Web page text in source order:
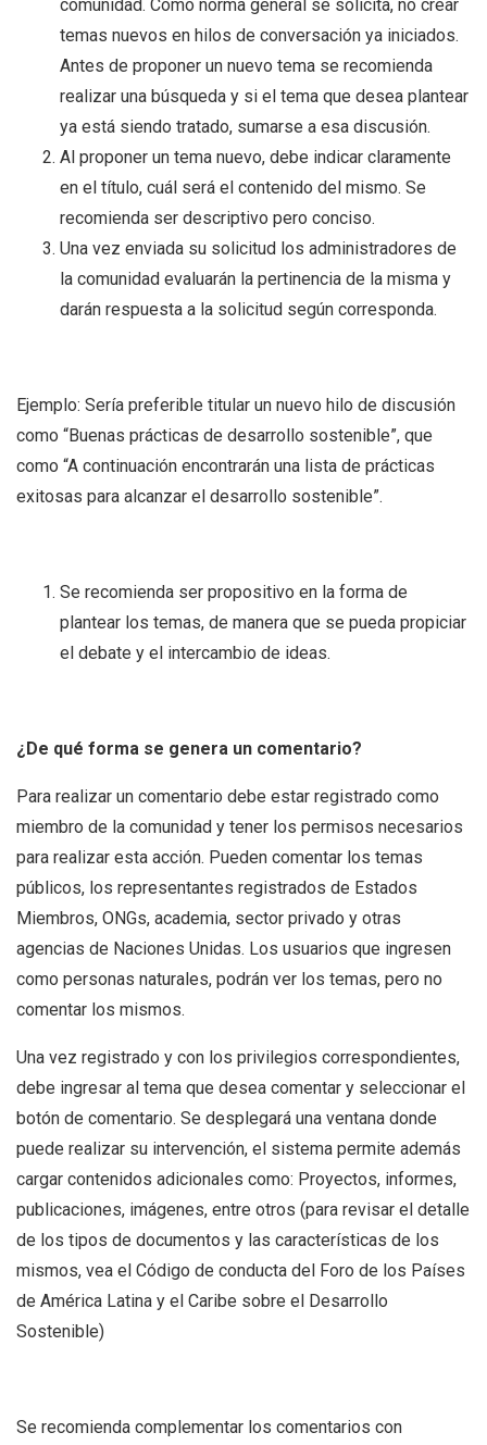
comunidad. Como norma general se solicita, no crear
temas nuevos en hilos de conversación ya iniciados.
Antes de proponer un nuevo tema se recomienda
realizar una búsqueda y si el tema que desea plantear
ya está siendo tratado, sumarse a esa discusión.
Al proponer un tema nuevo, debe indicar claramente
en el título, cuál será el contenido del mismo. Se
recomienda ser descriptivo pero conciso.
Una vez enviada su solicitud los administradores de
la comunidad evaluarán la pertinencia de la misma y
darán respuesta a la solicitud según corresponda.
Ejemplo: Sería preferible titular un nuevo hilo de discusión
como “Buenas prácticas de desarrollo sostenible”, que
como “A continuación encontrarán una lista de prácticas
exitosas para alcanzar el desarrollo sostenible”.
Se recomienda ser propositivo en la forma de
plantear los temas, de manera que se pueda propiciar
el debate y el intercambio de ideas.
¿De qué forma se genera un comentario?
Para realizar un comentario debe estar registrado como
miembro de la comunidad y tener los permisos necesarios
para realizar esta acción. Pueden comentar los temas
públicos, los representantes registrados de Estados
Miembros, ONGs, academia, sector privado y otras
agencias de Naciones Unidas. Los usuarios que ingresen
como personas naturales, podrán ver los temas, pero no
comentar los mismos.
Una vez registrado y con los privilegios correspondientes,
debe ingresar al tema que desea comentar y seleccionar el
botón de comentario. Se desplegará una ventana donde
puede realizar su intervención, el sistema permite además
cargar contenidos adicionales como: Proyectos, informes,
publicaciones, imágenes, entre otros (para revisar el detalle
de los tipos de documentos y las características de los
mismos, vea el Código de conducta del Foro de los Países
de América Latina y el Caribe sobre el Desarrollo
Sostenible)
Se recomienda complementar los comentarios con